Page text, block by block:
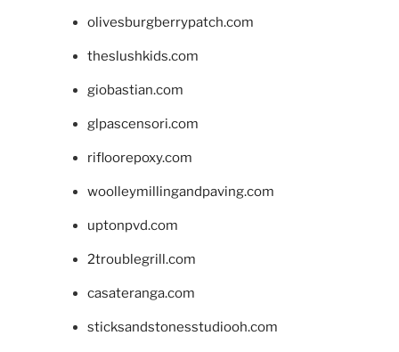
olivesburgberrypatch.com
theslushkids.com
giobastian.com
glpascensori.com
rifloorepoxy.com
woolleymillingandpaving.com
uptonpvd.com
2troublegrill.com
casateranga.com
sticksandstonesstudiooh.com